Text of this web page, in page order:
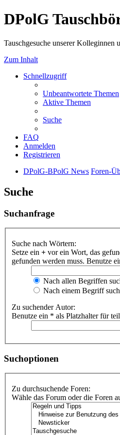
DPolG
Tauschgesuche unserer Kolleginnen
Zum Inhalt
Schnellzugriff
Unbeantwortete Themen
Aktive Themen
Suche
FAQ
Anmelden
Registrieren
DPolG-BPolG News Foren-
Suche
Suchanfrage
Suche nach Wörtern:
Setze ein + vor ein Wort, das
gefunden werden muss. Benutze
Nach allen Begriffen
Nach einem Begriff
Zu suchender Autor:
Benutze ein * als Platzhalter für
Suchoptionen
Zu durchsuchende Foren:
Wähle das Forum oder die Foren